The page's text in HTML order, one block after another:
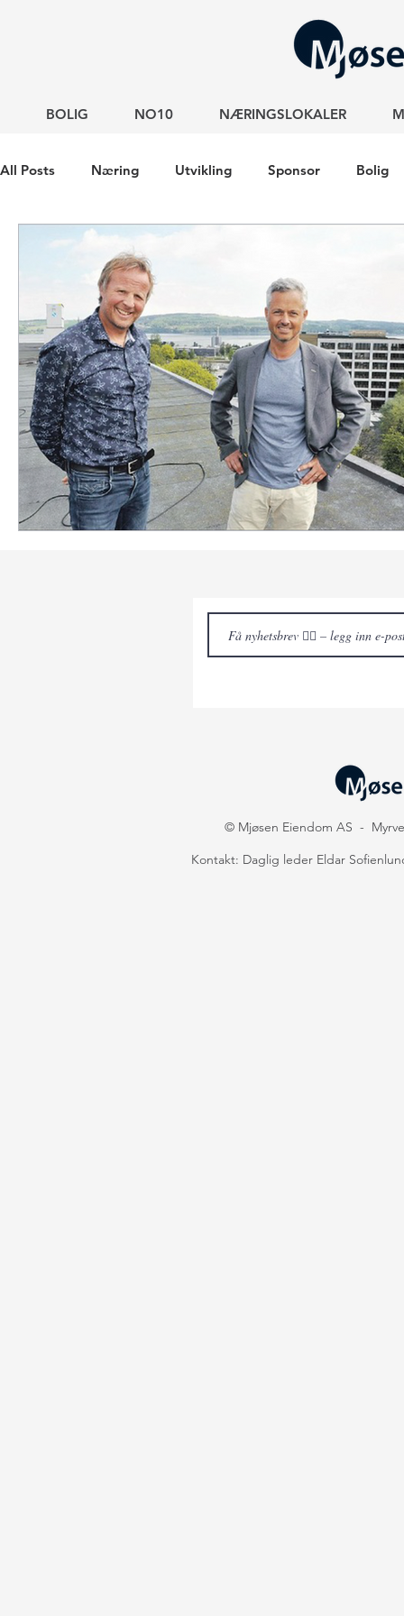
BOLIG NO10 NÆRINGSLOKALER
All Posts Næring Utvikling Sponsor Bolig
© Mjøsen Eiendom AS -
Kontakt: Daglig leder Eldar